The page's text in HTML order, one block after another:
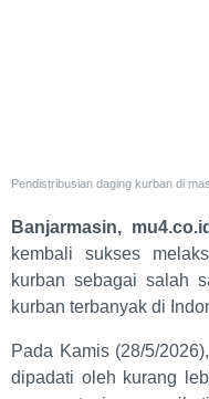
Pendistribusian daging kurban di
Banjarmasin, mu4.co.id
kembali sukses
kurban sebagai salah
kurban terbanyak di
Pada Kamis (28/5/
dipadati oleh kurang